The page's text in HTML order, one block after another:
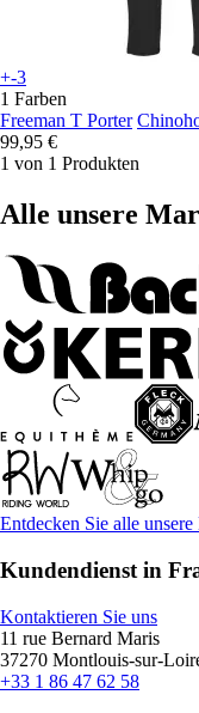
+-3
1 Farben
Freeman T Porter
99,95 €
1 von 1 Produkten
Alle unsere
Entdecken Sie alle unsere
Kundendienst in
Kontaktieren Sie uns
11 rue Bernard Maris
37270 Montlouis-sur-
+33 1 86 47 62 58